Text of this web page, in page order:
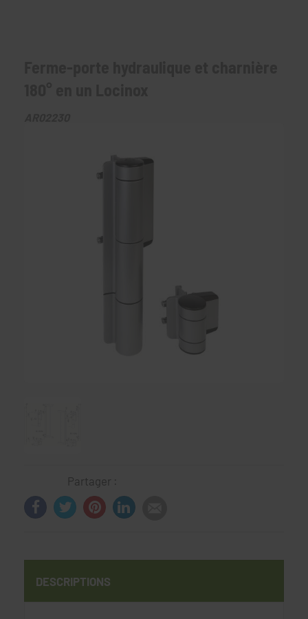
Partager :
DESCRIPTIONS